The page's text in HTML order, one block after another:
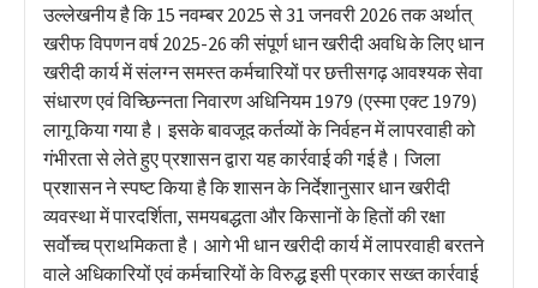
उल्लेखनीय है कि 15 नवम्बर 2025 से 31 जनवरी 2026 तक अर्थात्
खरीफ विपणन वर्ष 2025-26 की संपूर्ण धान खरीदी अवधि के लिए धान
खरीदी कार्य में संलग्न समस्त कर्मचारियों पर छत्तीसगढ़ आवश्यक सेवा
संधारण एवं विच्छिन्नता निवारण अधिनियम 1979 (एस्मा एक्ट 1979)
लागू किया गया है। इसके बावजूद कर्तव्यों के निर्वहन में लापरवाही को
गंभीरता से लेते हुए प्रशासन द्वारा यह कार्रवाई की गई है। जिला
प्रशासन ने स्पष्ट किया है कि शासन के निर्देशानुसार धान खरीदी
व्यवस्था में पारदर्शिता, समयबद्धता और किसानों के हितों की रक्षा
सर्वाेच्च प्राथमिकता है। आगे भी धान खरीदी कार्य में लापरवाही बरतने
वाले अधिकारियों एवं कर्मचारियों के विरुद्ध इसी प्रकार सख्त कार्रवाई